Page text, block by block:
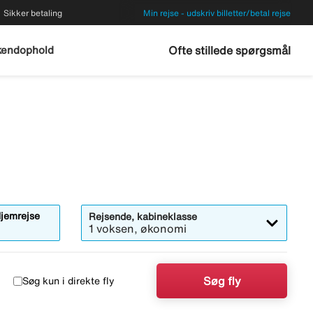
Sikker betaling Min rejse - udskriv billetter/betal rejse
Ofte stillede spørgsmål
Rejsende, kabineklasse
1 voksen, økonomi
Søg kun i direkte fly Søg fly